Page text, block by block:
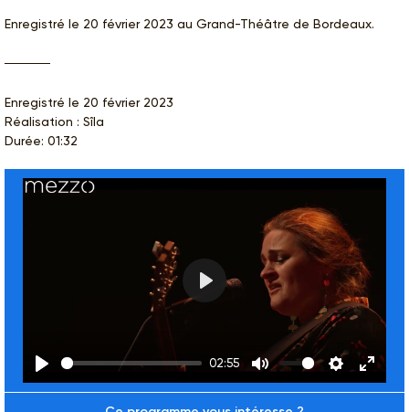
Enregistré le 20 février 2023 au Grand-Théâtre de Bordeaux.
Enregistré le 20 février 2023
Réalisation : Sîla
Durée: 01:32
Play
02:55
Mute Settings
Enter
Play